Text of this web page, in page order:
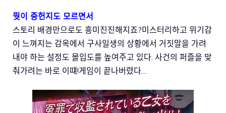
뭣이 중헌지도 모르면서
스토리 배경만으로도 흥미진진해지죠?미스터리하고 위기감
이 느껴지는 감옥에서 구사일생의 상황에서 거짓말을 가려
내야 하는 설정도 몰입도를 높여주고 있다. 사건의 퍼즐을 맞
춰가려는 바로 이떄!게임이 끝나버렸다…